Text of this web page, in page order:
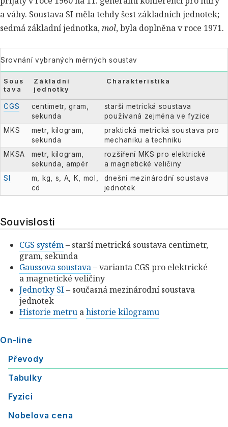
a váhy. Soustava SI měla tehdy šest základních jednotek;
sedmá základní jednotka,mol, byla doplněna v roce 1971.
Srovnání vybraných měrných soustav
Sous
tava
Základní
jednotky
Charakteristika
CGS
centimetr, gram,
sekunda
starší metrická soustava
používaná zejména ve fyzice
MKS
metr, kilogram,
sekunda
praktická metrická soustava pro
mechaniku a techniku
MKSA
metr, kilogram,
sekunda, ampér
rozšíření MKS pro elektrické
a magnetické veličiny
SI
m, kg, s, A, K, mol,
cd
dnešní mezinárodní soustava
jednotek
Souvislosti
CGS systém– starší metrická soustava centimetr,
gram, sekunda
Gaussova soustava– varianta CGS pro elektrické
a magnetické veličiny
Jednotky SI – současná mezinárodní soustava
jednotek
Historie metru ahistorie kilogramu
On-line
Převody
Tabulky
Fyzici
Nobelova cena